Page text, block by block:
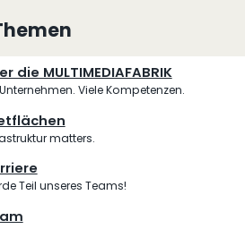
die MULTIMEDIAFABRIK
Viele Kompetenzen.
matters.
Teil unseres Teams!